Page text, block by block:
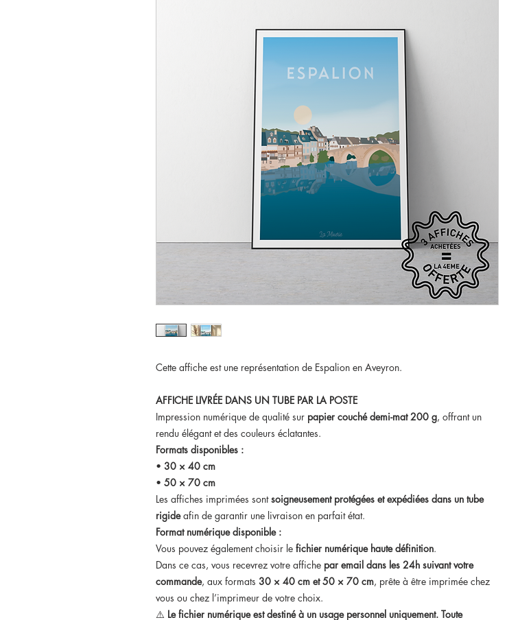
Cette affiche est une représentation de Espalion en Aveyron.
AFFICHE LIVRÉE DANS UN TUBE PAR LA POSTE
Impression numérique de qualité sur papier couché demi-mat 200 g, offrant un
rendu élégant et des couleurs éclatantes.
Formats disponibles :
• 30 × 40 cm
• 50 × 70 cm
Les affiches imprimées sontsoigneusement protégées et expédiées dans un tube
rigideafin de garantir une livraison en parfait état.
Format numérique disponible :
Vous pouvez également choisir le fichier numérique haute définition.
Dans ce cas, vous recevrez votre affiche par email dans les 24h suivant votre
commande, aux formats 30 × 40 cm et 50 × 70 cm, prête à être imprimée chez
vous ou chez l’imprimeur de votre choix.
⚠️ Le fichier numérique est destiné à un usage personnel uniquement. Toute